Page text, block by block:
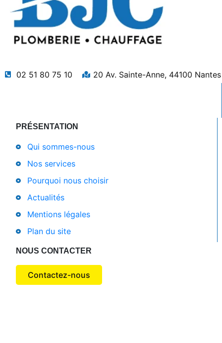
02 51 80 75 10 20 Av. Sainte-Anne, 44100 Nantes
PRÉSENTATION
Qui sommes-nous
Nos services
Pourquoi nous choisir
Actualités
Mentions légales
Plan du site
NOUS CONTACTER
Contactez-nous